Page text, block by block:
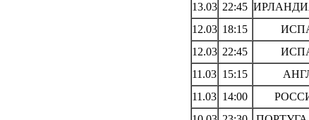
13.03 22:45
12.03 18:15
12.03 22:45
11.03 15:15
11.03 14:00